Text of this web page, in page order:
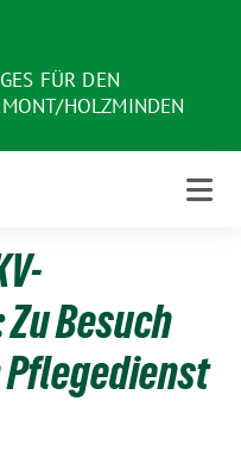
FÜR DEN
HOLZMINDEN
Besuch